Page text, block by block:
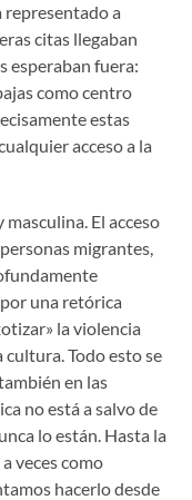
representado a
citas llegaban
esperaban fuera:
como centro
estas
acceso a la
El acceso
migrantes,
una retórica
la violencia
Todo esto se
en las
no está a salvo de
lo están. Hasta la
veces como
hacerlo desde